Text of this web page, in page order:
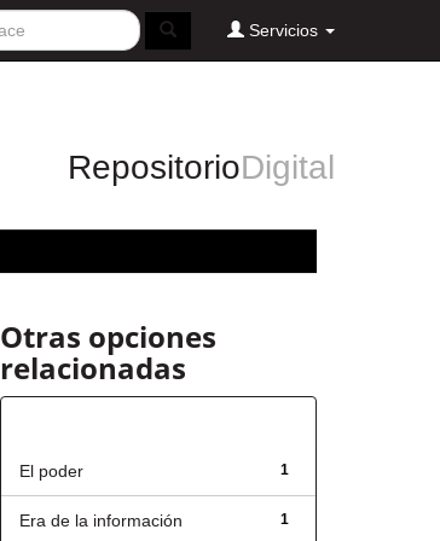
Servicios
RepositorioDigital
Otras opciones
relacionadas
1
El poder
1
Era de la información